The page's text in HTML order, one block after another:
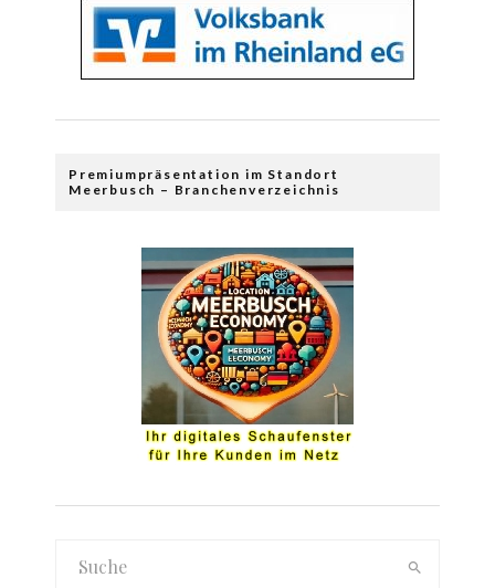
Premiumpräsentation im Standort
Meerbusch – Branchenverzeichnis